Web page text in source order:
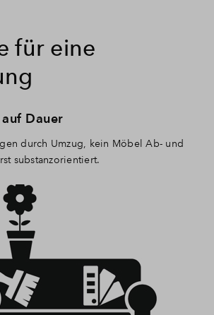
für eine
Dauer
durch Umzug, kein Möbel Ab- und
substanzorientiert.